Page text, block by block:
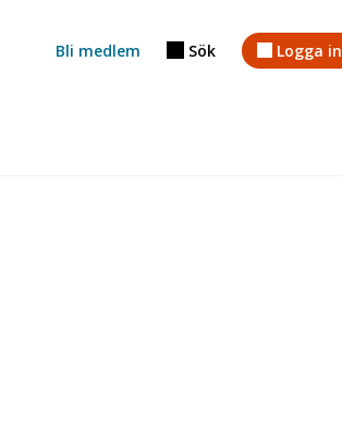
Bli medlem Sök Logga in